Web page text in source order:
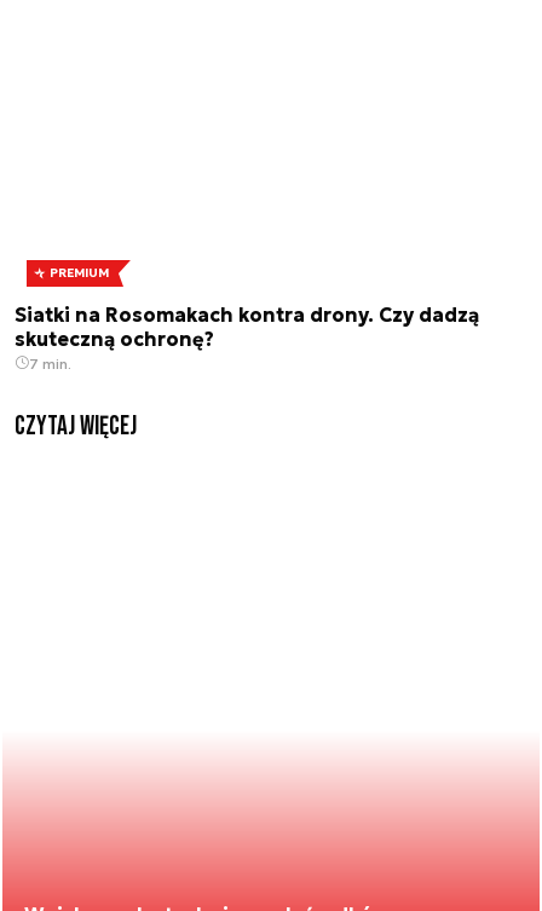
PREMIUM
Siatki na Rosomakach kontra drony. Czy dadzą
skuteczną ochronę?
7 min.
czytaj więcej